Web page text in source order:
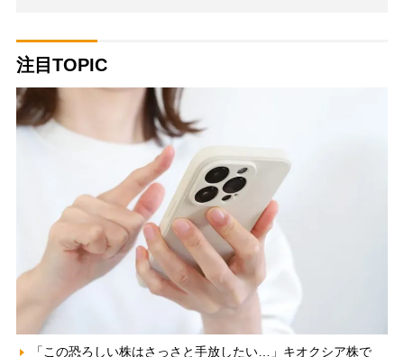
注目TOPIC
「この恐ろしい株はさっさと手放したい…」キオクシア株で